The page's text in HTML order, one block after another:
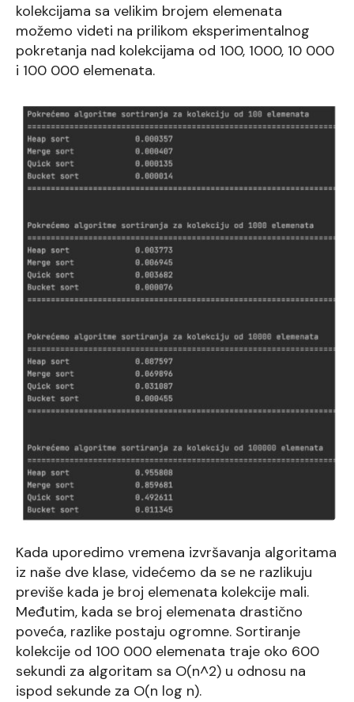
kolekcijama sa velikim brojem elemenata
možemo videti na prilikom eksperimentalnog
pokretanja nad kolekcijama od 100, 1000, 10 000
i 100 000 elemenata.
Kada uporedimo vremena izvršavanja algoritama
iz naše dve klase, videćemo da se ne razlikuju
previše kada je broj elemenata kolekcije mali.
Međutim, kada se broj elemenata drastično
poveća, razlike postaju ogromne. Sortiranje
kolekcije od 100 000 elemenata traje oko 600
sekundi za algoritam sa O(n^2) u odnosu na
ispod sekunde za O(n log n).